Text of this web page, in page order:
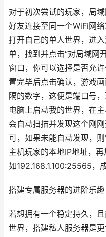
对于初次尝试的玩家，局
好友连接至同一个WiFi网
打开自己的单人世界，进
单，找到并点击“对局域网
窗口，你可以选择是否允
置完毕后点击确认，游戏
隔的数字，这便是端口号
电脑上启动我的世界，在
会自动扫描并发现这个刚
可，如果未能自动发现，
主机玩家的本地IP地址，
如192.168.1.100:25565，
搭建专属服务器的进阶乐趣
若想拥有一个稳定持久，
世界，搭建私人服务器是